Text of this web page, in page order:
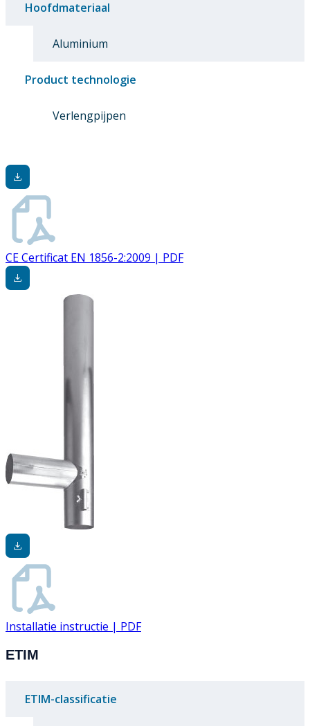
Hoofdmateriaal
Aluminium
Product technologie
Verlengpijpen
CE Certificat EN 1856-2:2009 | PDF
Installatie instructie | PDF
ETIM
ETIM-classificatie